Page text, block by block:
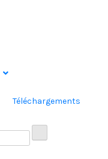
Téléchargements